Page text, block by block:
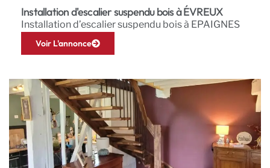
Installation d'escalier suspendu bois à ÉVREUX
Installation d’escalier suspendu bois à EPAIGNES
Voir L'annonce